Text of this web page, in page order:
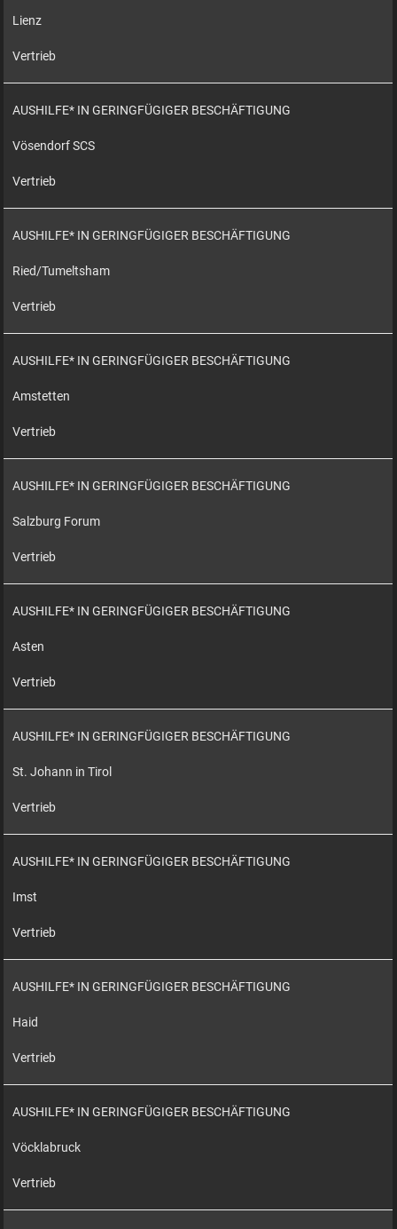
Lienz
Vertrieb
AUSHILFE* IN GERINGFÜGIGER BESCHÄFTIGUNG
Vösendorf SCS
Vertrieb
AUSHILFE* IN GERINGFÜGIGER BESCHÄFTIGUNG
Ried/Tumeltsham
Vertrieb
AUSHILFE* IN GERINGFÜGIGER BESCHÄFTIGUNG
Amstetten
Vertrieb
AUSHILFE* IN GERINGFÜGIGER BESCHÄFTIGUNG
Salzburg Forum
Vertrieb
AUSHILFE* IN GERINGFÜGIGER BESCHÄFTIGUNG
Asten
Vertrieb
AUSHILFE* IN GERINGFÜGIGER BESCHÄFTIGUNG
St. Johann in Tirol
Vertrieb
AUSHILFE* IN GERINGFÜGIGER BESCHÄFTIGUNG
Imst
Vertrieb
AUSHILFE* IN GERINGFÜGIGER BESCHÄFTIGUNG
Haid
Vertrieb
AUSHILFE* IN GERINGFÜGIGER BESCHÄFTIGUNG
Vöcklabruck
Vertrieb